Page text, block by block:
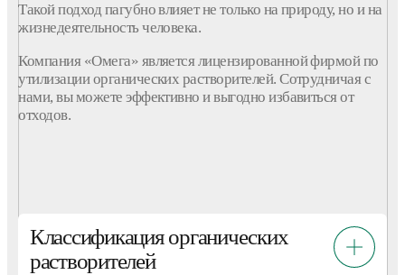
Такой подход пагубно влияет не только на природу, но и на
жизнедеятельность человека.
Компания «Омега» является лицензированной фирмой по
утилизации органических растворителей. Сотрудничая с
нами, вы можете эффективно и выгодно избавиться от
отходов.
Классификация органических
растворителей